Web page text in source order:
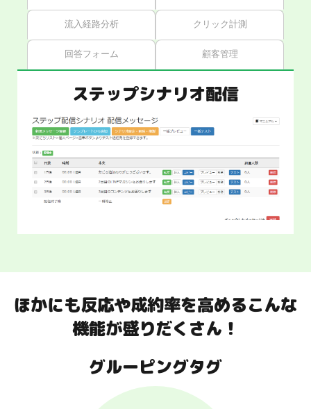
流入経路分析 クリック計測
回答フォーム 顧客管理
ステップシナリオ配信
ステップシナリオ配信機能を詳しく見る
ほかにも反応や成約率を高めるこんな
機能が盛りだくさん！
グルーピングタグ